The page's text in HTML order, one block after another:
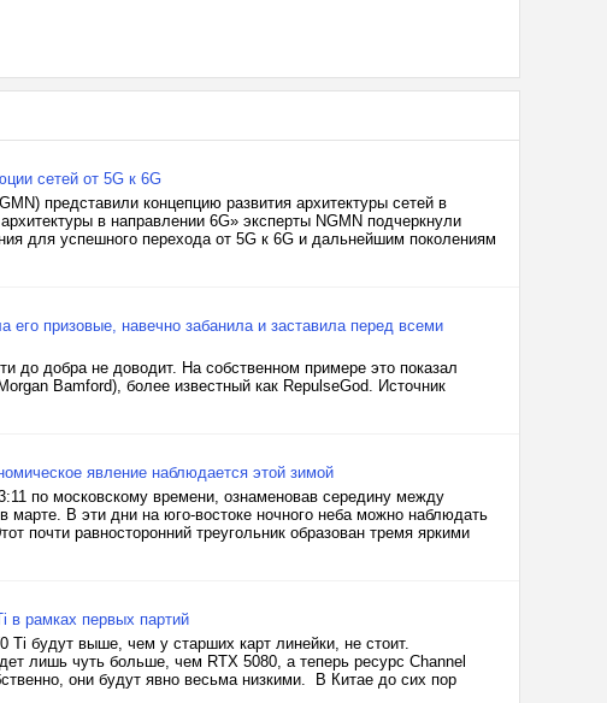
сетей от 5G к 6G
представили концепцию развития архитектуры сетей в
в направлении 6G» эксперты NGMN подчеркнули
для успешного перехода от 5G к 6G и дальнейшим поколениям
его призовые, навечно забанила и заставила перед всеми
до добра не доводит. На собственном примере это показал
Bamford), более известный как RepulseGod. Источник
явление наблюдается этой зимой
по московскому времени, ознаменовав середину между
В эти дни на юго-востоке ночного неба можно наблюдать
почти равносторонний треугольник образован тремя яркими
в рамках первых партий
будут выше, чем у старших карт линейки, не стоит.
лишь чуть больше, чем RTX 5080, а теперь ресурс Channel
они будут явно весьма низкими. В Китае до сих пор